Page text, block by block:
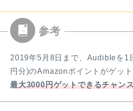
2019年5月8日まで、Audibleを1
円分)のAmazonポイントがゲッ
最大3000円ゲットできるチャン